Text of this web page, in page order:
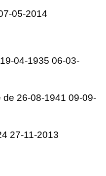
05-2014
04-1935 06-03-
26-08-1941 09-09-
27-11-2013